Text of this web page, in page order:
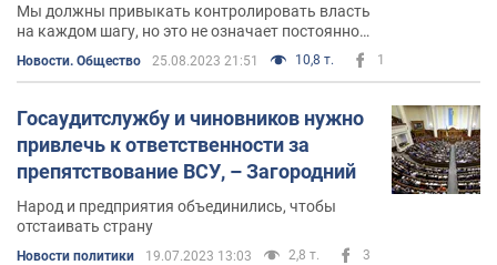
Мы должны привыкать контролировать власть
на каждом шагу, но это не означает постоянного
Новости. Общество 25.08.2023 21:51 10,8 т. 1
Госаудитслужбу и чиновников нужно
привлечь к ответственности за
препятствование ВСУ, – Загородний
Народ и предприятия объединились, чтобы
отстаивать страну
Новости политики 19.07.2023 13:03 2,8 т. 3